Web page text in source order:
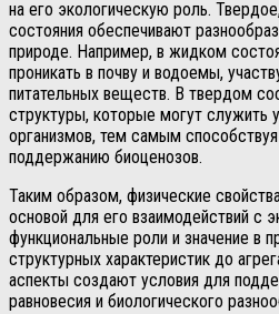
на его экологическую роль.
состояния обеспечивают
природе. Например, в жидком
проникать в почву и водоемы,
питательных веществ. В твердом
структуры, которые могут служить
организмов, тем самым
поддержанию биоценозов.
Таким образом, физические
основой для его взаимодействий с
функциональные роли и значение в
структурных характеристик до
аспекты создают условия для
равновесия и биологического